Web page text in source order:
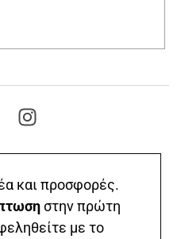
και προσφορές.
στην πρώτη
με το